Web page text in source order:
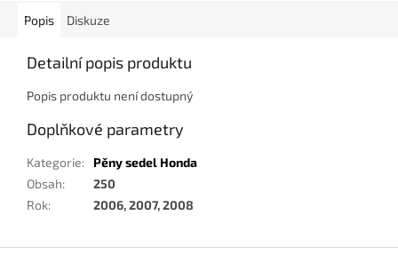
Popis Diskuze
Detailní popis produktu
Popis produktu není dostupný
Doplňkové parametry
Kategorie:
Pěny sedel Honda
Obsah:
250
Rok: 2006, 2007, 2008